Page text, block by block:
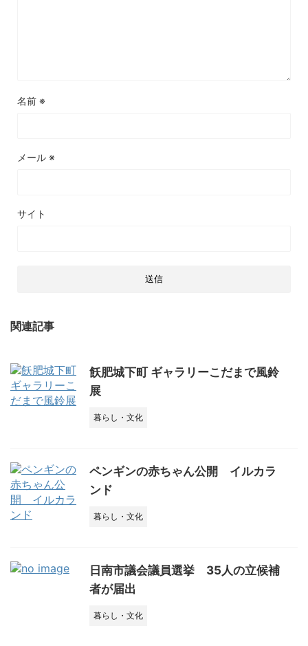
名前 ※
メール ※
サイト
関連記事
飫肥城下町 ギャラリーこだまで風鈴
展
暮らし・文化
ペンギンの赤ちゃん公開 イルカラ
ンド
暮らし・文化
日南市議会議員選挙 35人の立候補
者が届出
暮らし・文化